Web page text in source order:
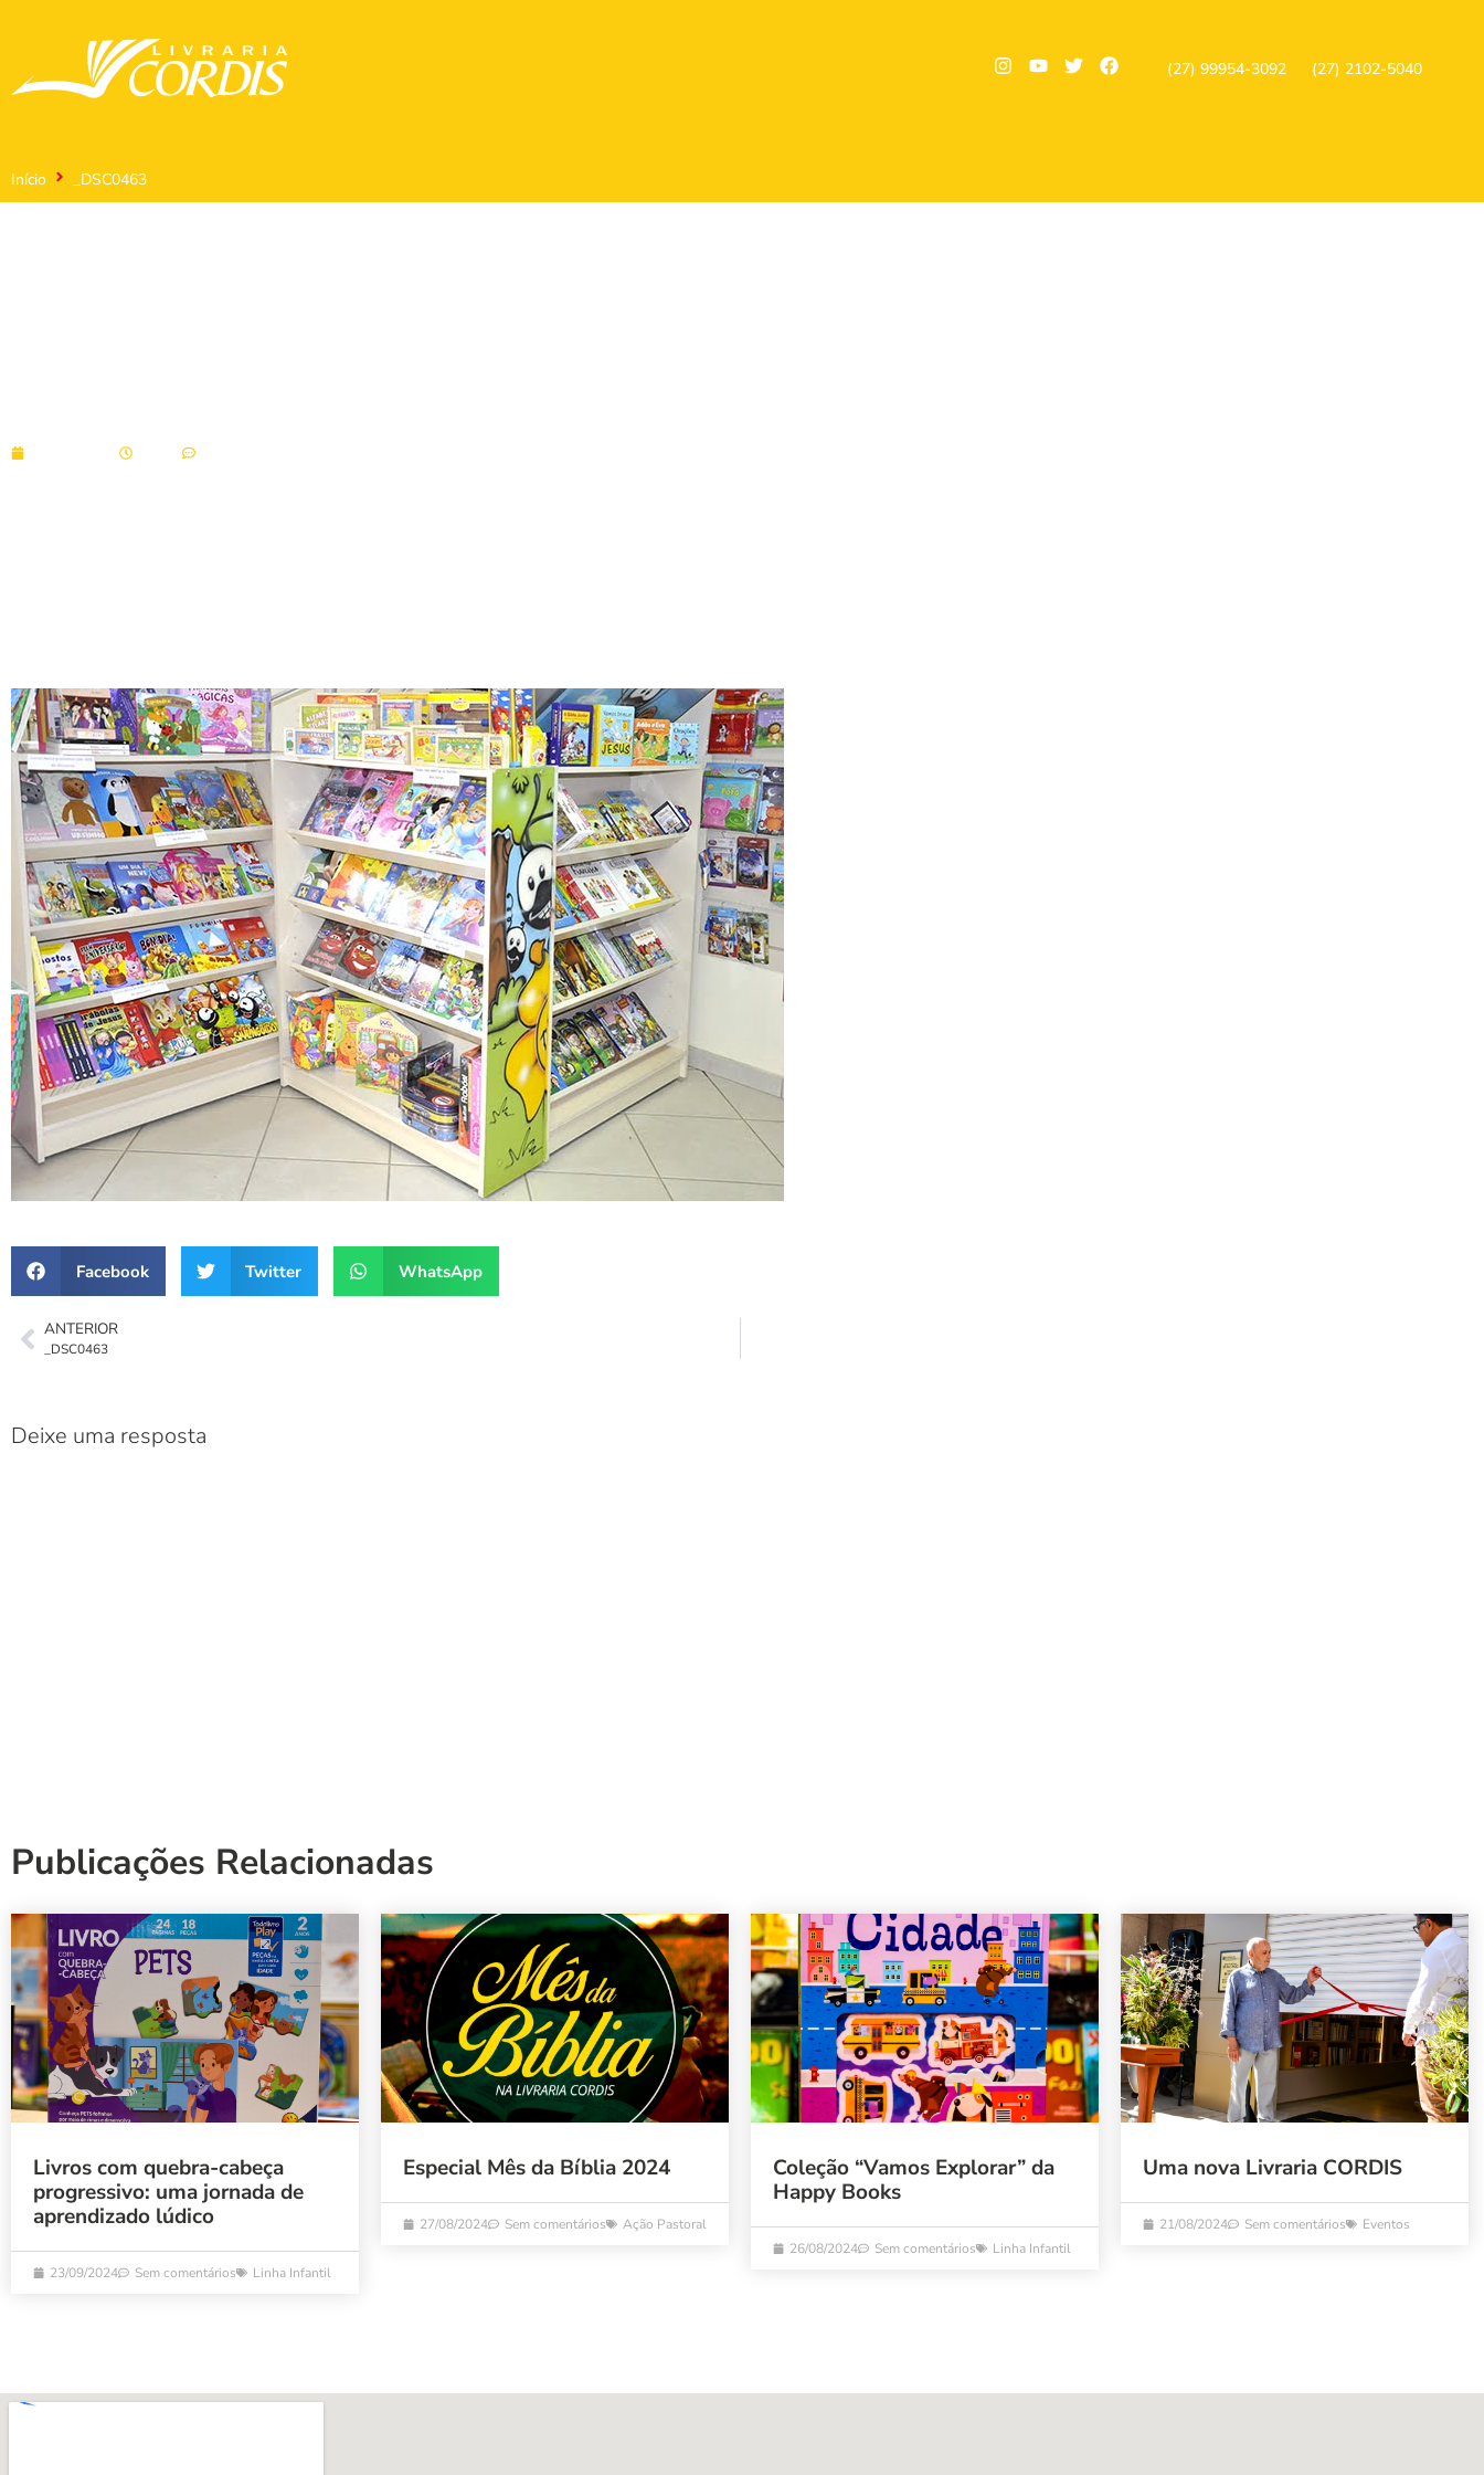
(27) 99954-3092 (27) 2102-5040
Início _DSC0463
Facebook Twitter WhatsApp
ANTERIOR
_DSC0463
Deixe uma resposta
Publicações Relacionadas
Livros com quebra-cabeça
progressivo: uma jornada de
aprendizado lúdico
23/09/2024 Sem comentários Linha Infantil
Especial Mês da Bíblia 2024
27/08/2024 Sem comentários Ação Pastoral
Coleção “Vamos Explorar” da
Happy Books
26/08/2024 Sem comentários Linha Infantil
Uma nova Livraria CORDIS
21/08/2024 Sem comentários Eventos